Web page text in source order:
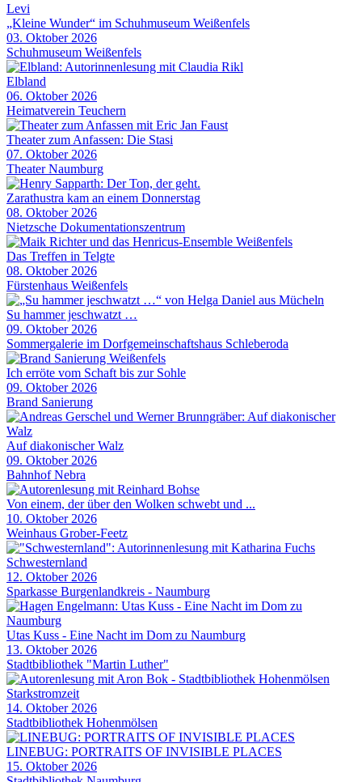
„Kleine Wunder“ im Schuhmuseum Weißenfels
03. Oktober 2026
Schuhmuseum Weißenfels
Elbland
06. Oktober 2026
Heimatverein Teuchern
Theater zum Anfassen: Die Stasi
07. Oktober 2026
Theater Naumburg
Zarathustra kam an einem Donnerstag
08. Oktober 2026
Nietzsche Dokumentationszentrum
Das Treffen in Telgte
08. Oktober 2026
Fürstenhaus Weißenfels
Su hammer jeschwatzt …
09. Oktober 2026
Sommergalerie im Dorfgemeinschaftshaus Schleberoda
Ich erröte vom Schaft bis zur Sohle
09. Oktober 2026
Brand Sanierung
Auf diakonischer Walz
09. Oktober 2026
Bahnhof Nebra
Von einem, der über den Wolken schwebt und ...
10. Oktober 2026
Weinhaus Grober-Feetz
Schwesternland
12. Oktober 2026
Sparkasse Burgenlandkreis - Naumburg
Utas Kuss - Eine Nacht im Dom zu Naumburg
13. Oktober 2026
Stadtbibliothek "Martin Luther"
Starkstromzeit
14. Oktober 2026
Stadtbibliothek Hohenmölsen
LINEBUG: PORTRAITS OF INVISIBLE PLACES
15. Oktober 2026